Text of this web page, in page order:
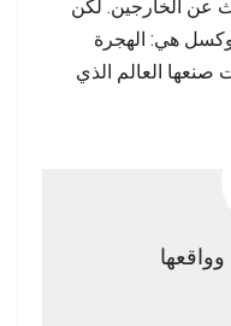
عن الخارجين. لكن
هي: الهجرة
صنعها العالم الذي
وواقعها